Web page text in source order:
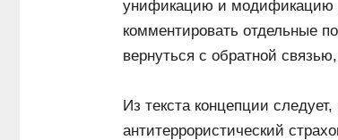
унификацию и модификацию
комментировать отдельные
вернуться с обратной
Из текста концепции
антитеррористический